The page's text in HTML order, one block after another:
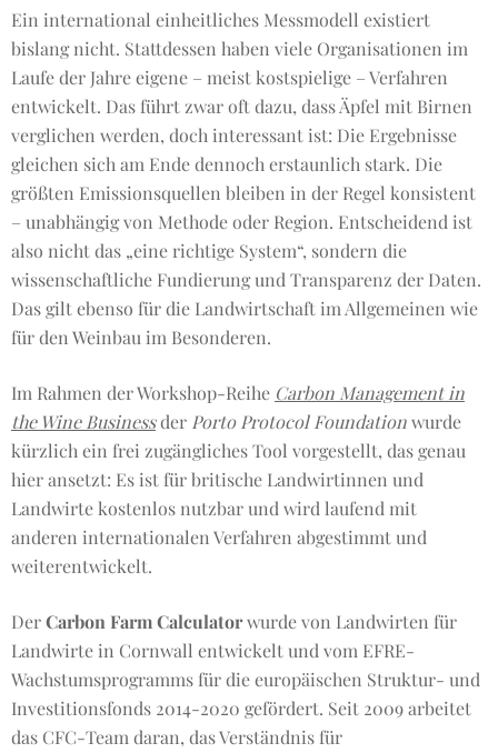
Ein international einheitliches Messmodell existiert
bislang nicht. Stattdessen haben viele Organisationen im
Laufe der Jahre eigene – meist kostspielige – Verfahren
entwickelt. Das führt zwar oft dazu, dass Äpfel mit Birnen
verglichen werden, doch interessant ist: Die Ergebnisse
gleichen sich am Ende dennoch erstaunlich stark. Die
größten Emissionsquellen bleiben in der Regel konsistent
– unabhängig von Methode oder Region. Entscheidend ist
also nicht das „eine richtige System“, sondern die
wissenschaftliche Fundierung und Transparenz der Daten.
Das gilt ebenso für die Landwirtschaft im Allgemeinen wie
für den Weinbau im Besonderen.
Im Rahmen der Workshop-Reihe Carbon Management in
the Wine Businessder Porto Protocol Foundationwurde
kürzlich ein frei zugängliches Tool vorgestellt, das genau
hier ansetzt: Es ist für britische Landwirtinnen und
Landwirte kostenlos nutzbar und wird laufend mit
anderen internationalen Verfahren abgestimmt und
weiterentwickelt.
DerCarbon Farm Calculatorwurde von Landwirten für
Landwirte in Cornwall entwickelt und vom EFRE-
Wachstumsprogramms für die europäischen Struktur- und
Investitionsfonds 2014-2020 gefördert. Seit 2009 arbeitet
das CFC-Team daran, das Verständnis für